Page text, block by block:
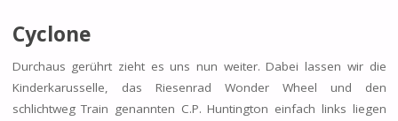
Cyclone
Durchaus gerührt zieht es uns nun weiter. Dabei lassen wir die
Kinderkarusselle, das Riesenrad Wonder Wheel und den
schlichtweg Train genannten C.P. Huntington einfach links liegen